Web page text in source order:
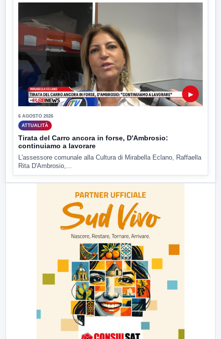
▶
6 AGOSTO 2026
ATTUALITÀ
Tirata del Carro ancora in forse, D'Ambrosio:
continuiamo a lavorare
L'assessore comunale alla Cultura di Mirabella Eclano, Raffaella
Rita D'Ambrosio,...